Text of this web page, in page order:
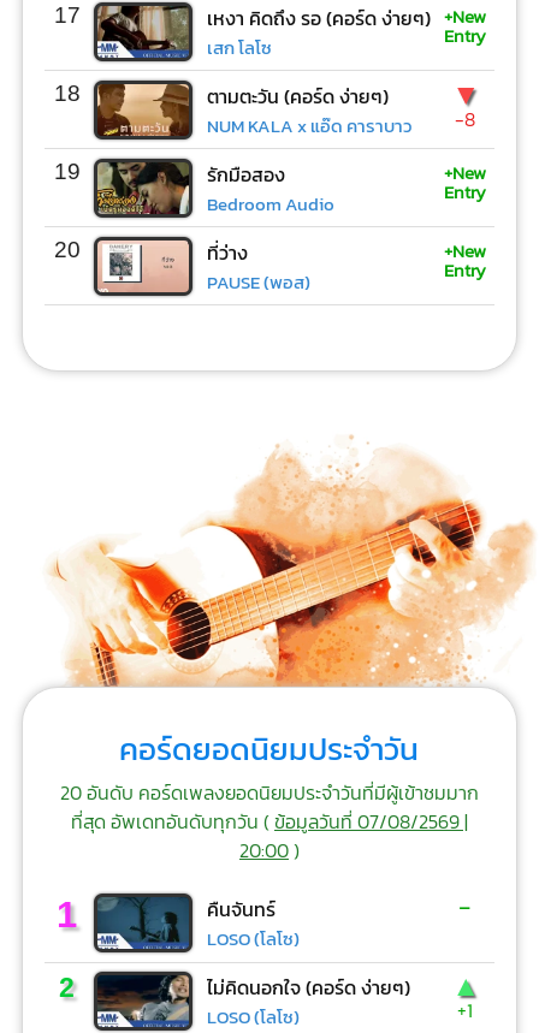
17 เหงา คิดถึง รอ (คอร์ด ง่ายๆ)
เสก โลโซ
+New
Entry
18 ตามตะวัน (คอร์ด ง่ายๆ)
NUM KALA x แอ๊ด คาราบาว
▼
-8
19 รักมือสอง
Bedroom Audio
+New
Entry
20 ที่ว่าง
PAUSE (พอส)
+New
Entry
คอร์ดยอดนิยมประจำวัน
20 อันดับ คอร์ดเพลงยอดนิยมประจำวันที่มีผู้เข้าชมมาก
ที่สุด อัพเดทอันดับทุกวัน (ข้อมูลวันที่ 07/08/2569 |
20:00)
1 คืนจันทร์
LOSO (โลโซ)
-
2 ไม่คิดนอกใจ (คอร์ด ง่ายๆ)
LOSO (โลโซ)
▲
+1